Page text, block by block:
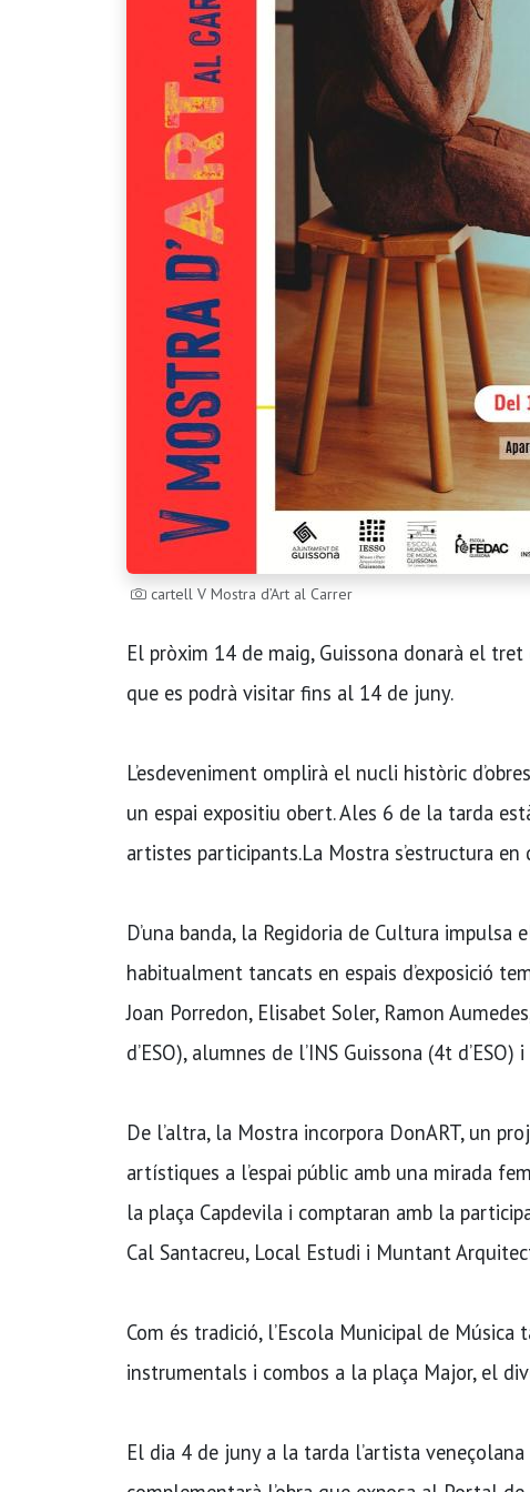
cartell V Mostra d’Art al Carrer
El pròxim 14 de maig, Guissona donarà el
que es podrà visitar fins al 14 de juny.
L’esdeveniment omplirà el nucli històric
un espai expositiu obert. Ales 6 de la tarda
artistes participants.La Mostra s’estructura en
D’una banda, la Regidoria de Cultura
habitualment tancats en espais d’exposició
Joan Porredon, Elisabet Soler, Ramon
d’ESO), alumnes de l’INS Guissona (4t
De l’altra, la Mostra incorpora DonART, un
artístiques a l’espai públic amb una mirada
la plaça Capdevila i comptaran amb la
Cal Santacreu, Local Estudi i Muntant
Com és tradició, l’Escola Municipal de
instrumentals i combos a la plaça Major, el
El dia 4 de juny a la tarda l’artista